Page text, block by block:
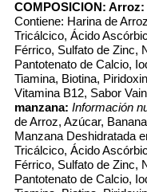
COMPOSICION: Arroz:
Contiene: Harina de
Tricálcico, Ácido
Férrico, Sulfato de Zinc,
Pantotenato de Calcio,
Tiamina, Biotina,
Vitamina B12, Sabor
manzana: Información
de Arroz, Azúcar,
Manzana Deshidratada
Tricálcico, Ácido
Férrico, Sulfato de Zinc,
Pantotenato de Calcio,